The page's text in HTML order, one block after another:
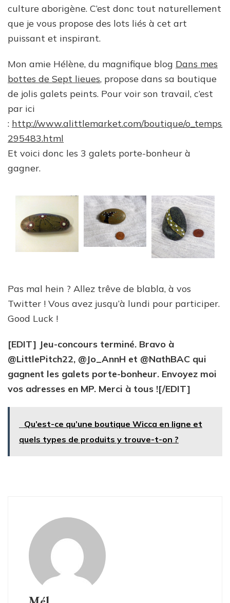
culture aborigène. C’est donc tout naturellement
que je vous propose des lots liés à cet art
puissant et inspirant.
Mon amie Hélène, du magnifique blog Dans mes
bottes de Sept lieues, propose dans sa boutique
de jolis galets peints. Pour voir son travail, c’est
par ici
: http://www.alittlemarket.com/boutique/
295483.html
Et voici donc les 3 galets porte-bonheur à
gagner.
Pas mal hein ? Allez trêve de blabla, à vos
Twitter ! Vous avez jusqu’à lundi pour participer.
Good Luck !
[EDIT] Jeu-concours terminé. Bravo à
@LittlePitch22, @Jo_AnnH et @NathBAC qui
gagnent les galets porte-bonheur. Envoyez moi
vos adresses en MP. Merci à tous ![/EDIT]
Qu’est-ce qu’une boutique Wicca en ligne et
quels types de produits y trouve-t-on ?